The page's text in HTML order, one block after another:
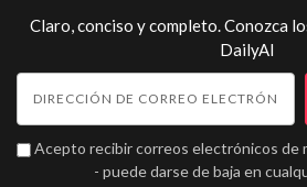
Claro, conciso y completo. Conozca
DailyAI
Acepto recibir correos electrónicos de
- puede darse de baja en